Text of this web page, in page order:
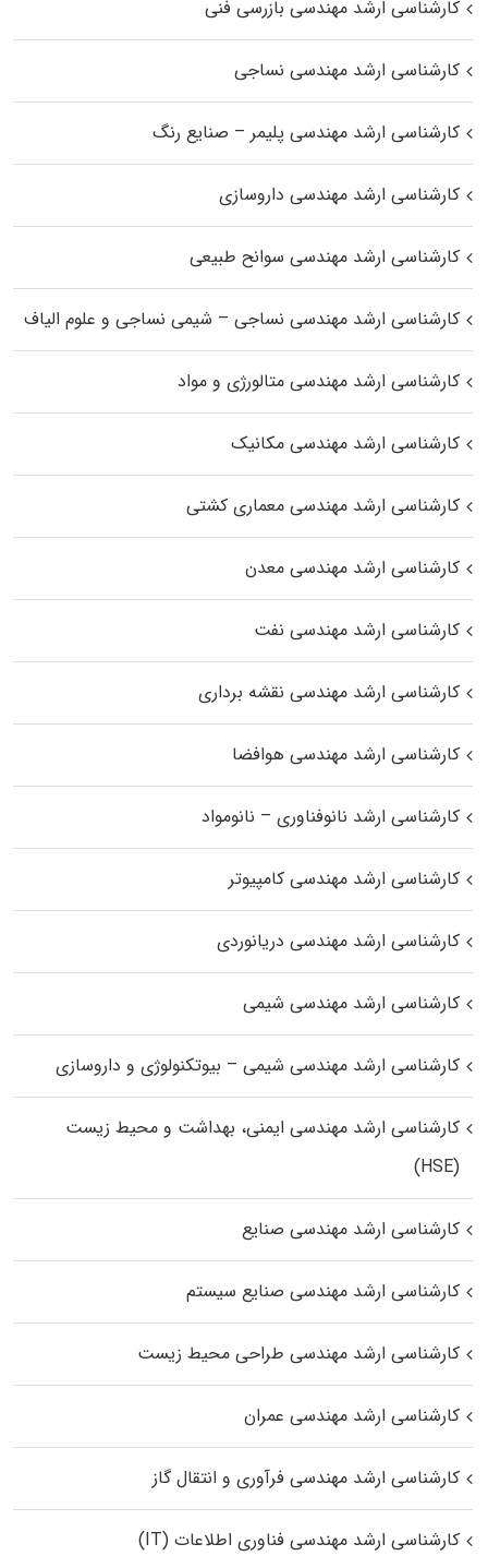
کارشناسی ارشد مهندسی بازرسی فنی
کارشناسی ارشد مهندسی نساجی
کارشناسی ارشد مهندسی پلیمر – صنایع رنگ
کارشناسی ارشد مهندسی داروسازی
کارشناسی ارشد مهندسی سوانح طبیعی
کارشناسی ارشد مهندسی نساجی – شیمی نساجی و علوم الیاف
کارشناسی ارشد مهندسی متالورژی و مواد
کارشناسی ارشد مهندسی مکانیک
کارشناسی ارشد مهندسی معماری کشتی
کارشناسی ارشد مهندسی معدن
کارشناسی ارشد مهندسی نفت
کارشناسی ارشد مهندسی نقشه برداری
کارشناسی ارشد مهندسی هوافضا
کارشناسی ارشد نانوفناوری – نانومواد
کارشناسی ارشد مهندسی کامپیوتر
کارشناسی ارشد مهندسی دریانوردی
کارشناسی ارشد مهندسی شیمی
کارشناسی ارشد مهندسی شیمی – بیوتکنولوژی و داروسازی
کارشناسی ارشد مهندسی ایمنی، بهداشت و محیط زیست
(HSE)
کارشناسی ارشد مهندسی صنایع
کارشناسی ارشد مهندسی صنایع سیستم
کارشناسی ارشد مهندسی طراحی محیط زیست
کارشناسی ارشد مهندسی عمران
کارشناسی ارشد مهندسی فرآوری و انتقال گاز
کارشناسی ارشد مهندسی فناوری اطلاعات (IT)